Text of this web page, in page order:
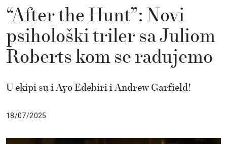
“After the Hunt”: Novi
psihološki triler sa Juliom
Roberts kom se radujemo
U ekipi su i Ayo Edebiri i Andrew Garfield!
18/07/2025